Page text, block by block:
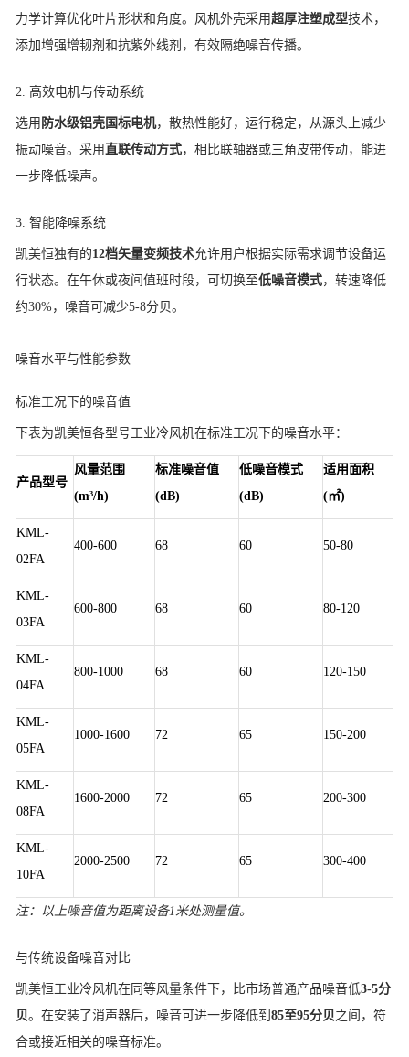
力学计算优化叶片形状和角度。风机外壳采用超厚注塑成型技术，
添加增强增韧剂和抗紫外线剂，有效隔绝噪音传播。
2. 高效电机与传动系统
选用 防水级铝壳国标电机，散热性能好，运行稳定，从源头上减少
振动噪音。采用直联传动方式，相比联轴器或三角皮带传动，能进
一步降低噪声。
3. 智能降噪系统
凯美恒独有的12档矢量变频技术允许用户根据实际需求调节设备运
行状态。在午休或夜间值班时段，可切换至低噪音模式，转速降低
约30%，噪音可减少5-8分贝。
噪音水平与性能参数
标准工况下的噪音值
下表为凯美恒各型号工业冷风机在标准工况下的噪音水平：
产品型号
风量范围
(m³/h)
标准噪音值
(dB)
低噪音模式
(dB)
适用面积
(㎡)
KML-
02FA
400-600 68 60 50-80
KML-
03FA
600-800 68 60 80-120
KML-
04FA
800-1000 68 60 120-150
KML-
05FA
1000-1600 72 65 150-200
KML-
08FA
1600-2000 72 65 200-300
KML-
10FA
2000-2500 72 65 300-400
注：以上噪音值为距离设备1米处测量值。
与传统设备噪音对比
凯美恒工业冷风机在同等风量条件下，比市场普通产品噪音低3-5分
贝。在安装了消声器后，噪音可进一步降低到 85至95分贝之间，符
合或接近相关的噪音标准。